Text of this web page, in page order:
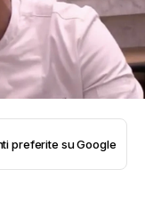
preferite su Google